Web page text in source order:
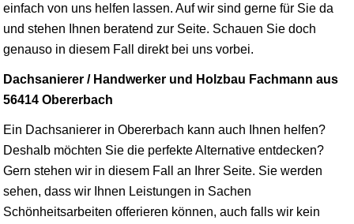
einfach von uns helfen lassen. Auf wir sind gerne für Sie da
und stehen Ihnen beratend zur Seite. Schauen Sie doch
genauso in diesem Fall direkt bei uns vorbei.
Dachsanierer / Handwerker und Holzbau Fachmann aus
56414 Obererbach
Ein Dachsanierer in Obererbach kann auch Ihnen helfen?
Deshalb möchten Sie die perfekte Alternative entdecken?
Gern stehen wir in diesem Fall an Ihrer Seite. Sie werden
sehen, dass wir Ihnen Leistungen in Sachen
Schönheitsarbeiten offerieren können, auch falls wir kein